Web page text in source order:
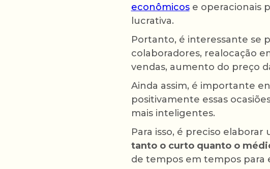
econômicose operacionais
lucrativa.
Portanto, é interessante se
colaboradores, realocação
vendas, aumento do preço
Ainda assim, é importante
positivamente essas
mais inteligentes.
Para isso, é preciso elaborar
tanto o curto quanto o
de tempos em tempos para